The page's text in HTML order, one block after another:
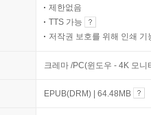
제한없음
TTS 가능
저작권 보호를 위해 인쇄 기
크레마 /PC(윈도우 - 4K 모
EPUB(DRM) | 64.48MB